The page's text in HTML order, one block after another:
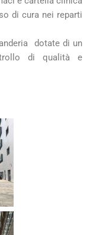
di cura nei reparti
dotate di un
di qualità e